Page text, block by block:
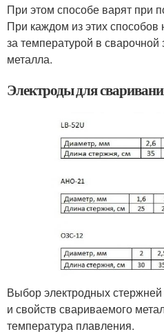
При этом способе варят при
При каждом из этих способов
за температурой в сварочной
металла.
Электроды для
Выбор электродных стержней
и свойств свариваемого
температура плавления.